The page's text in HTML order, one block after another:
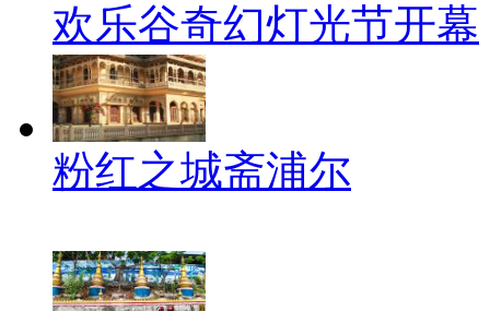
欢乐谷奇幻灯光节开幕
粉红之城斋浦尔